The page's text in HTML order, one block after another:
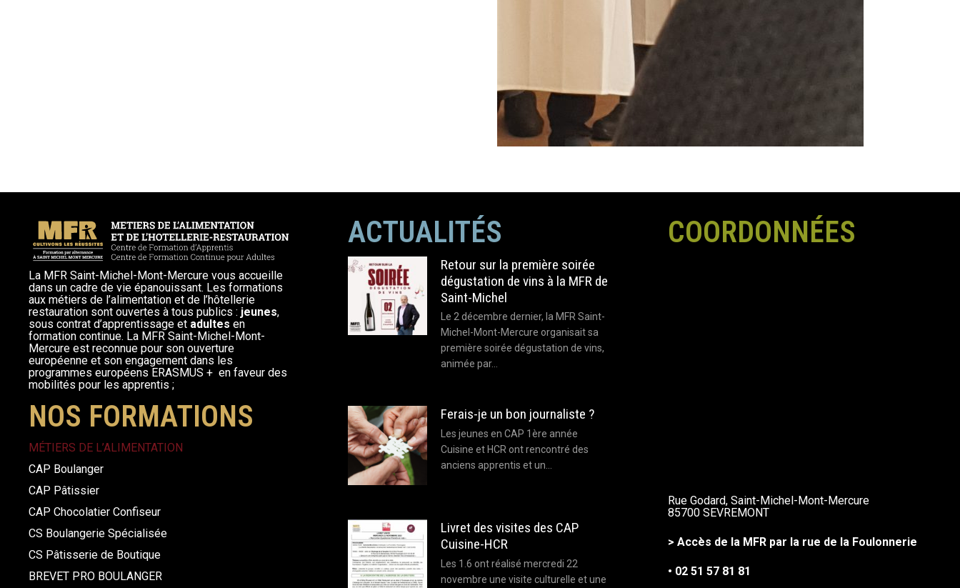
La MFR Saint-Michel-Mont-Mercure vous accueille
dans un cadre de vie épanouissant. Les formations
aux métiers de l’alimentation et de l’hôtellerie
restauration sont ouvertes à tous publics : jeunes,
sous contrat d’apprentissage et adultes en
formation continue. La MFR Saint-Michel-Mont-
Mercure est reconnue pour son ouverture
européenne et son engagement dans les
programmes européens ERASMUS + en faveur des
mobilités pour les apprentis ;
NOS FORMATIONS
MÉTIERS DE L’ALIMENTATION
CAP Boulanger
CAP Pâtissier
CAP Chocolatier Confiseur
CS Boulangerie Spécialisée
CS Pâtisserie de Boutique
BREVET PRO BOULANGER
ACTUALITÉS
Retour sur la première soirée
dégustation de vins à la MFR de
Saint-Michel
Le 2 décembre dernier, la MFR Saint-
Michel-Mont-Mercure organisait sa
première soirée dégustation de vins,
animée par…
Ferais-je un bon journaliste ?
Les jeunes en CAP 1ère année
Cuisine et HCR ont rencontré des
anciens apprentis et un…
Livret des visites des CAP
Cuisine-HCR
Les 1.6 ont réalisé mercredi 22
novembre une visite culturelle et une
COORDONNÉES
Rue Godard, Saint-Michel-Mont-Mercure
85700 SEVREMONT
> Accès de la MFR par la rue de la Foulonnerie
• 02 51 57 81 81